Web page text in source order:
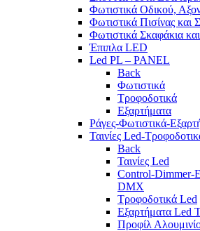
Φωτιστικά Οδικού,
Φωτιστικά Πισίνας και
Φωτιστικά Σκαφάκια
Έπιπλα LED
Led PL – PANEL
Back
Φωτιστικά
Τροφοδοτικά
Εξαρτήματα
Ράγες-Φωτιστικά-
Ταινίες Led-
Back
Ταινίες Led
Control-Dimmer-
DMX
Τροφοδοτικά Led
Εξαρτήματα Led
Προφίλ